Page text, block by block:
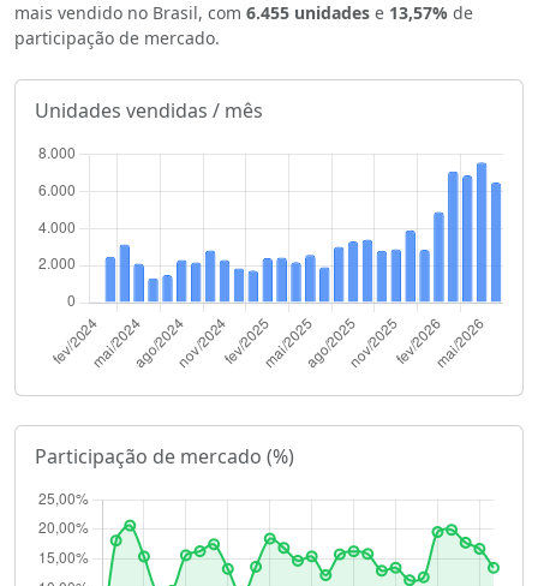
mais vendido no Brasil, com 6.455 unidades e 13,57% de
participação de mercado.
Unidades vendidas / mês
Participação de mercado (%)